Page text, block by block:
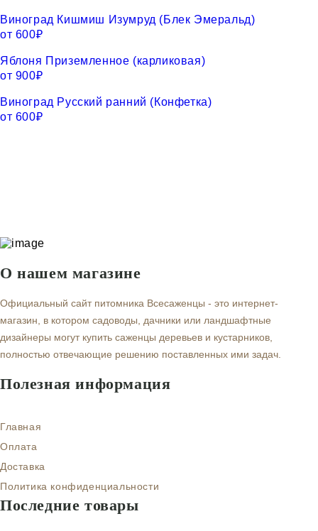
Виноград Кишмиш Изумруд (Блек Эмеральд)
от 600₽
Яблоня Приземленное (карликовая)
от 900₽
Виноград Русский ранний (Конфетка)
от 600₽
О нашем магазине
Официальный сайт питомника Всесаженцы - это интернет-
магазин, в котором садоводы, дачники или ландшафтные
дизайнеры могут купить саженцы деревьев и кустарников,
полностью отвечающие решению поставленных ими задач.
Полезная информация
Главная
Оплата
Доставка
Политика конфиденциальности
Последние товары